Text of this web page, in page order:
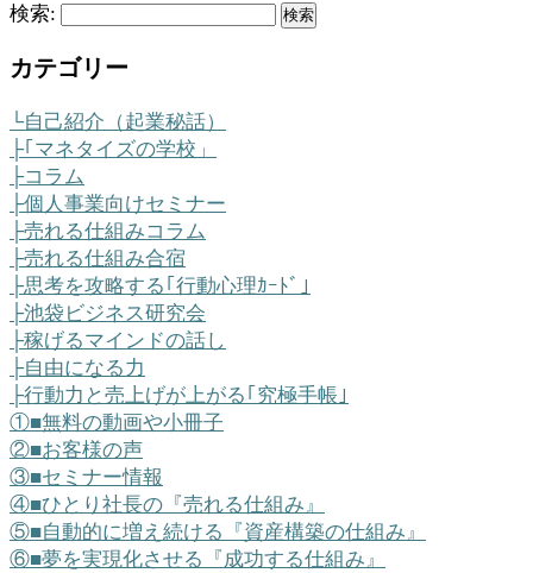
検索:
カテゴリー
└自己紹介（起業秘話）
├｢マネタイズの学校」
├コラム
├個人事業向けセミナー
├売れる仕組みコラム
├売れる仕組み合宿
├思考を攻略する｢行動心理ｶｰﾄﾞ｣
├池袋ビジネス研究会
├稼げるマインドの話し
├自由になる力
├行動力と売上げが上がる｢究極手帳｣
①■無料の動画や小冊子
②■お客様の声
③■セミナー情報
④■ひとり社長の『売れる仕組み』
⑤■自動的に増え続ける『資産構築の仕組み』
⑥■夢を実現化させる『成功する仕組み』